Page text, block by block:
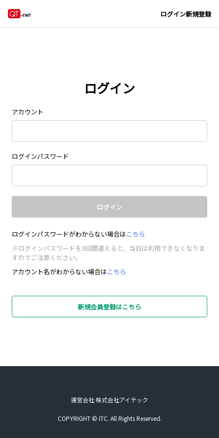
ログイン新規登録
ログイン
アカウント
ログインパスワード
ログイン
ログインパスワードがわからない場合はこちら
※ログインパスワードを3回間違えると、当日は利用できなくなりま
すのでご注意ください。
アカウント名がわからない場合はこちら
新規会員登録はこちら
運営会社 株式会社アイテック
COPYRIGHT © ITC. All Rights Reserved.